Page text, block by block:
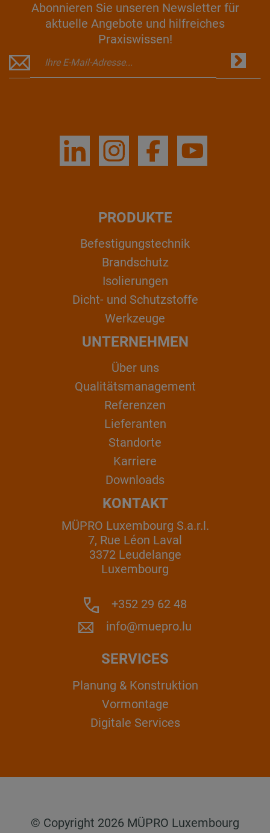
Abonnieren Sie unseren Newsletter für
aktuelle Angebote und hilfreiches
Praxiswissen!
PRODUKTE
Befestigungstechnik
Brandschutz
Isolierungen
Dicht- und Schutzstoffe
Werkzeuge
UNTERNEHMEN
Über uns
Qualitätsmanagement
Referenzen
Lieferanten
Standorte
Karriere
Downloads
KONTAKT
MÜPRO Luxembourg S.a.r.l.
7, Rue Léon Laval
3372 Leudelange
Luxembourg
+352 29 62 48
info@muepro.lu
SERVICES
Planung & Konstruktion
Vormontage
Digitale Services
© Copyright 2026 MÜPRO Luxembourg